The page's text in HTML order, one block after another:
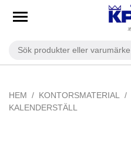
HEM KONTORSMATERIAL
KALENDERSTÄLL